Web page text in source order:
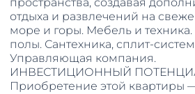
отдыха и развлечений на
море и горы. Мебель и
полы. Сантехника, сплит-
Управляющая компания.
ИНВЕСТИЦИОННЫЙ
Приобретение этой квартиры